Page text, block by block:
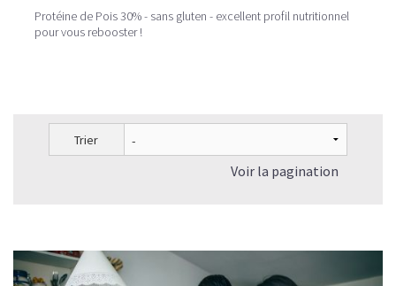
Protéine de Pois 30% - sans gluten - excellent profil nutritionnel
pour vous rebooster !
Trier
Voir la pagination